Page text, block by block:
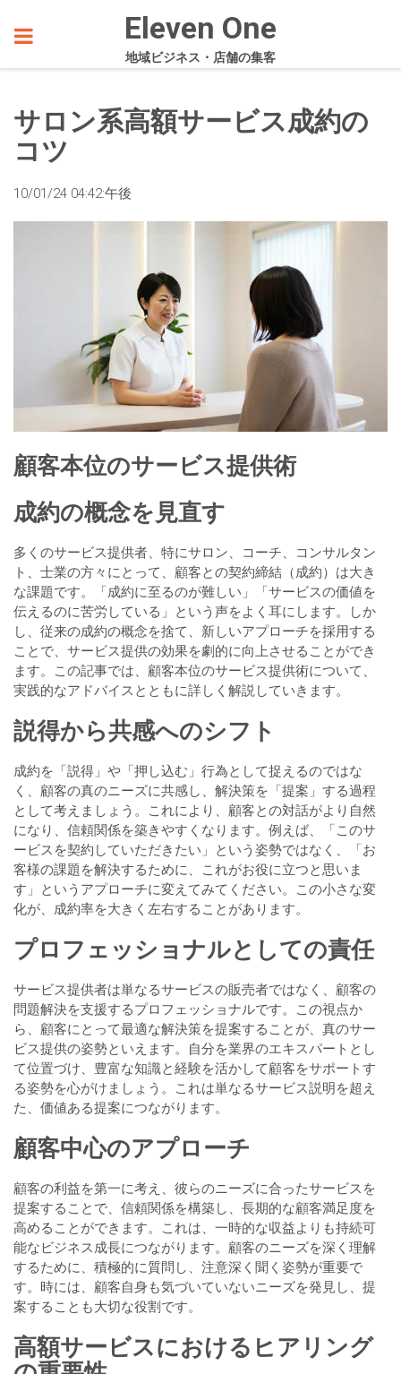
Eleven One
地域ビジネス・店舗の集客
サロン系高額サービス成約の
コツ
10/01/24 04:42:午後
顧客本位のサービス提供術
成約の概念を見直す
多くのサービス提供者、特にサロン、コーチ、コンサルタン
ト、士業の方々にとって、顧客との契約締結（成約）は大き
な課題です。「成約に至るのが難しい」「サービスの価値を
伝えるのに苦労している」という声をよく耳にします。しか
し、従来の成約の概念を捨て、新しいアプローチを採用する
ことで、サービス提供の効果を劇的に向上させることができ
ます。この記事では、顧客本位のサービス提供術について、
実践的なアドバイスとともに詳しく解説していきます。
説得から共感へのシフト
成約を「説得」や「押し込む」行為として捉えるのではな
く、顧客の真のニーズに共感し、解決策を「提案」する過程
として考えましょう。これにより、顧客との対話がより自然
になり、信頼関係を築きやすくなります。例えば、「このサ
ービスを契約していただきたい」という姿勢ではなく、「お
客様の課題を解決するために、これがお役に立つと思いま
す」というアプローチに変えてみてください。この小さな変
化が、成約率を大きく左右することがあります。
プロフェッショナルとしての責任
サービス提供者は単なるサービスの販売者ではなく、顧客の
問題解決を支援するプロフェッショナルです。この視点か
ら、顧客にとって最適な解決策を提案することが、真のサー
ビス提供の姿勢といえます。自分を業界のエキスパートとし
て位置づけ、豊富な知識と経験を活かして顧客をサポートす
る姿勢を心がけましょう。これは単なるサービス説明を超え
た、価値ある提案につながります。
顧客中心のアプローチ
顧客の利益を第一に考え、彼らのニーズに合ったサービスを
提案することで、信頼関係を構築し、長期的な顧客満足度を
高めることができます。これは、一時的な収益よりも持続可
能なビジネス成長につながります。顧客のニーズを深く理解
するために、積極的に質問し、注意深く聞く姿勢が重要で
す。時には、顧客自身も気づいていないニーズを発見し、提
案することも大切な役割です。
高額サービスにおけるヒアリング